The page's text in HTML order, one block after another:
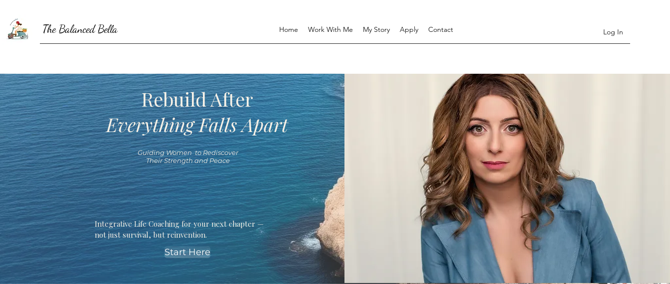
Log In
Home Work With Me My Story Apply Contact
The Balanced Bella
Rebuild After
Everything Falls Apart
Guiding Women to Rediscover
Their Strength and Peace
Integrative Life Coaching for your next chapter —
not just survival, but reinvention.
Start Here